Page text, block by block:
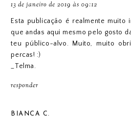
13 de janeiro de 2019 às 09:12
Esta publicação é realmente muito
que andas aqui mesmo pelo gosto
teu público-alvo. Muito, muito
percas! :)
_Telma.
responder
BIANCA C.